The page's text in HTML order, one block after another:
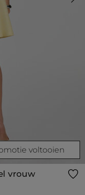
voltooien
vrouw